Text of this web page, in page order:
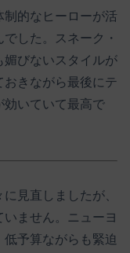
的なヒーローが活
した。スネーク・
媚びないスタイルが
おきながら最後にテ
効いていて最高で
見直しましたが、
ません。ニューヨ
予算ながらも緊迫